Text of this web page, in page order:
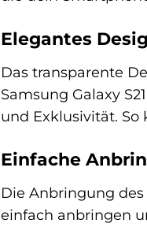
Elegantes
Das transparente
Samsung Galaxy
und Exklusivität. So
Einfache
Die Anbringung
einfach anbringen